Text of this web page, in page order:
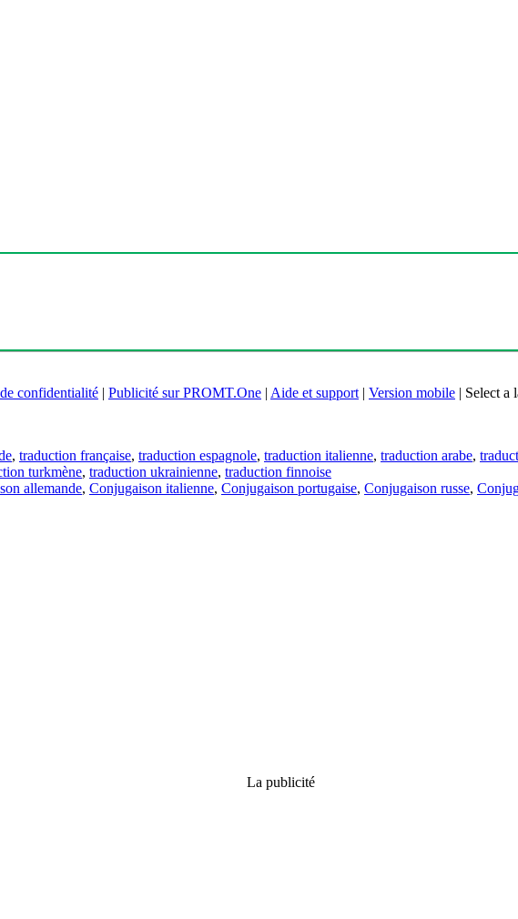
confidentialité | Publicité sur PROMT.One | Aide et support | Version mobile | Select a
, traduction française, traduction espagnole, traduction italienne, traduction arabe,
turkmène, traduction ukrainienne, traduction finnoise
allemande, Conjugaison italienne, Conjugaison portugaise, Conjugaison russe,
La publicité